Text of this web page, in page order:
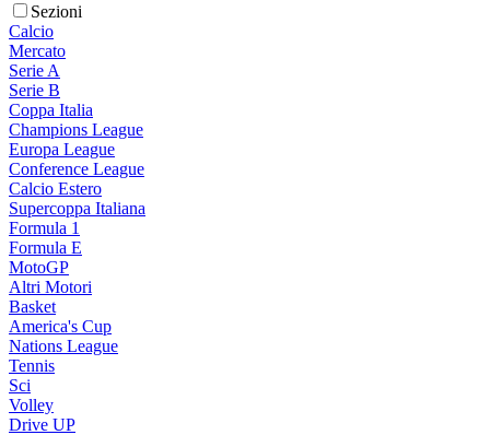
Sezioni
Calcio
Mercato
Serie A
Serie B
Coppa Italia
Champions League
Europa League
Conference League
Calcio Estero
Supercoppa Italiana
Formula 1
Formula E
MotoGP
Altri Motori
Basket
America's Cup
Nations League
Tennis
Sci
Volley
Drive UP